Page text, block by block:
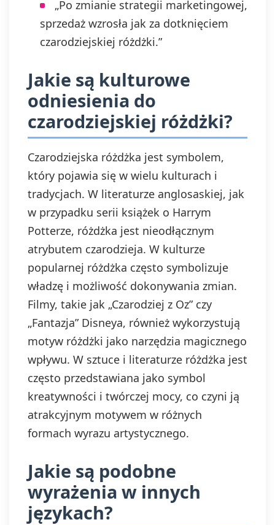
„Po zmianie strategii marketingowej,
sprzedaż wzrosła jak za dotknięciem
czarodziejskiej różdżki.”
Jakie są kulturowe
odniesienia do
czarodziejskiej różdżki?
Czarodziejska różdżka jest symbolem,
który pojawia się w wielu kulturach i
tradycjach. W literaturze anglosaskiej, jak
w przypadku serii książek o Harrym
Potterze, różdżka jest nieodłącznym
atrybutem czarodzieja. W kulturze
popularnej różdżka często symbolizuje
władzę i możliwość dokonywania zmian.
Filmy, takie jak „Czarodziej z Oz” czy
„Fantazja” Disneya, również wykorzystują
motyw różdżki jako narzędzia magicznego
wpływu. W sztuce i literaturze różdżka jest
często przedstawiana jako symbol
kreatywności i twórczej mocy, co czyni ją
atrakcyjnym motywem w różnych
formach wyrazu artystycznego.
Jakie są podobne
wyrażenia w innych
językach?